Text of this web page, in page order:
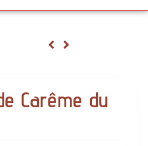
Carême du